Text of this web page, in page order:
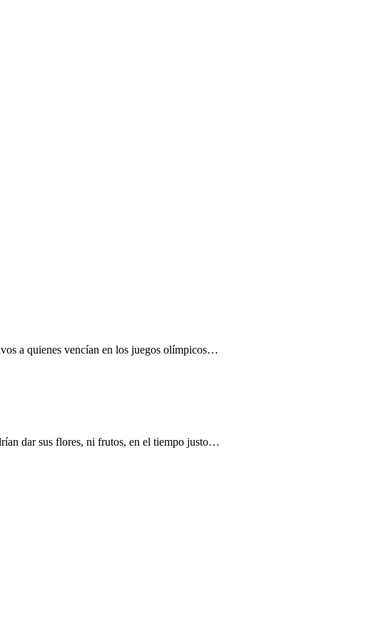
a quienes vencían en los juegos olímpicos…
dar sus flores, ni frutos, en el tiempo justo…